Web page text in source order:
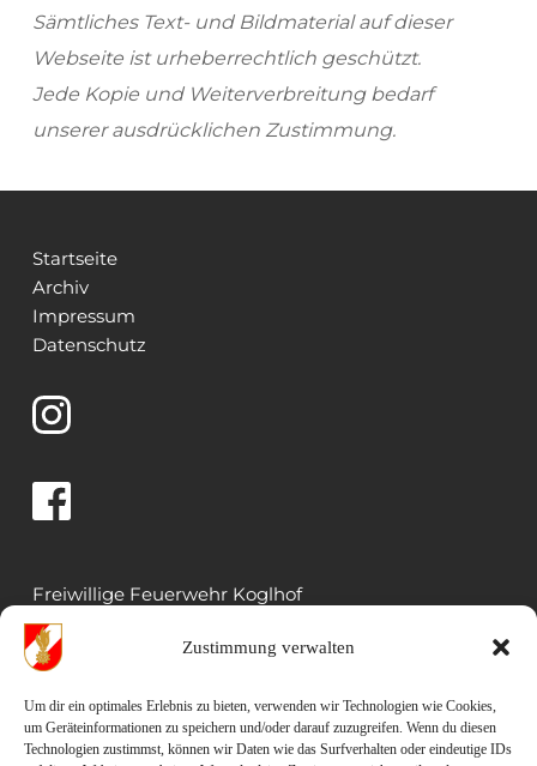
Zustimmung verwalten
Um dir ein optimales Erlebnis zu bieten, verwenden wir Technologien wie Cookies,
um Geräteinformationen zu speichern und/oder darauf zuzugreifen. Wenn du diesen
Technologien zustimmst, können wir Daten wie das Surfverhalten oder eindeutige IDs
Sämtliches Text- und Bildmaterial auf dieser
Webseite ist urheberrechtlich geschützt.
Jede Kopie und Weiterverbreitung bedarf
unserer ausdrücklichen Zustimmung.
Startseite
Archiv
Impressum
Datenschutz
Freiwillige Feuerwehr Koglhof
Koglhof 33
8191 Birkfeld
Rüsthaus: 03174 5022
Mail: kdo.023@bfvwz.at